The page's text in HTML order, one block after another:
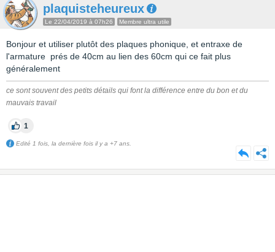
plaquisteheureux
Le 22/04/2019 à 07h26 Membre ultra utile
Bonjour et utiliser plutôt des plaques phonique, et entraxe de
l'armature prés de 40cm au lien des 60cm qui ce fait plus
généralement
ce sont souvent des petits détails qui font la différence entre du bon et du
mauvais travail
1
Edité 1 fois, la dernière fois il y a +7 ans.